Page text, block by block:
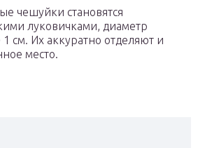
чешуйки становятся
луковичками, диаметр
см. Их аккуратно отделяют и
место.